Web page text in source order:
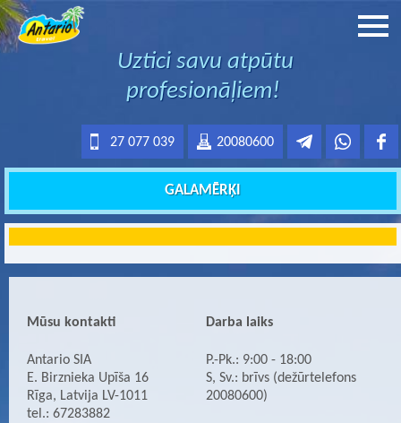
Uztici savu atpūtu
profesionāļiem!
20080600
27 077 039
GALAMĒRĶI
Mūsu kontakti
Antario SIA
E. Birznieka Upīša 16
Rīga, Latvija LV-1011
tel.: 67283882
Darba laiks
P.-Pk.: 9:00 - 18:00
S, Sv.: brīvs (dežūrtelefons
20080600)